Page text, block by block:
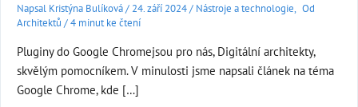
Napsal Kristýna Bulíková/ 24. září 2024/ Nástroje a technologie, Od
Architektů /4 minut ke čtení
Pluginy do Google Chromejsou pro nás, Digitální architekty,
skvělým pomocníkem. V minulosti jsme napsali článek na téma
Google Chrome, kde […]